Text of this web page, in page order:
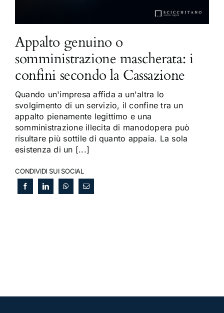
Appalto genuino o
somministrazione mascherata: i
confini secondo la Cassazione
Quando un'impresa affida a un'altra lo
svolgimento di un servizio, il confine tra un
appalto pienamente legittimo e una
somministrazione illecita di manodopera può
risultare più sottile di quanto appaia. La sola
esistenza di un [...]
CONDIVIDI SUI SOCIAL